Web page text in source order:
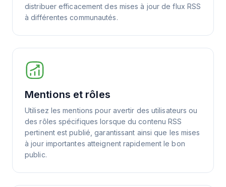
distribuer efficacement des mises à jour de flux RSS
à différentes communautés.
Mentions et rôles
Utilisez les mentions pour avertir des utilisateurs ou
des rôles spécifiques lorsque du contenu RSS
pertinent est publié, garantissant ainsi que les mises
à jour importantes atteignent rapidement le bon
public.